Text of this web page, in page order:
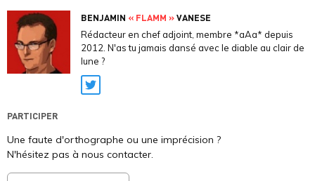
BENJAMIN « FLAMM »VANESE
Rédacteur en chef adjoint, membre *aAa* depuis
2012. N'as tu jamais dansé avec le diable au clair de
lune ?
Twitter
PARTICIPER
Une faute d'orthographe ou une imprécision ?
N'hésitez pas à nous contacter.